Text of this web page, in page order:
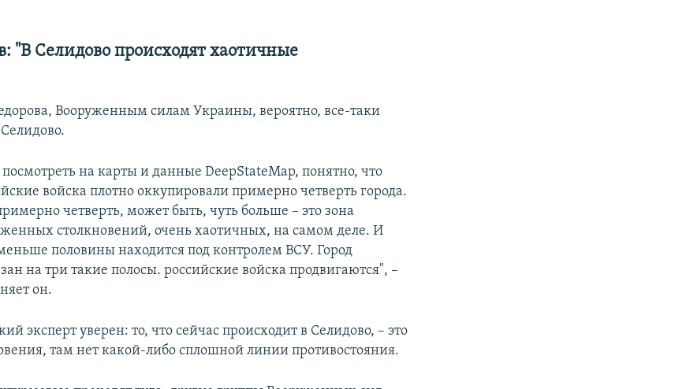
"В Селидово происходят хаотичные
Вооруженным силам Украины, вероятно, все-таки
посмотреть на карты и данные DeepStateMap, понятно, что
войска плотно оккупировали примерно четверть города.
четверть, может быть, чуть больше – это зона
столкновений, очень хаотичных, на самом деле. И
половины находится под контролем ВСУ. Город
на три такие полосы. российские войска продвигаются", –
он.
эксперт уверен: то, что сейчас происходит в Селидово, – это
там нет какой-либо сплошной линии противостояния.